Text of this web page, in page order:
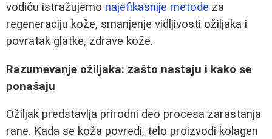
vodiču istražujemo najefikasnije metode za
regeneraciju kože, smanjenje vidljivosti ožiljaka i
povratak glatke, zdrave kože.
Razumevanje ožiljaka: zašto nastaju i kako se
ponašaju
Ožiljak predstavlja prirodni deo procesa zarastanja
rane. Kada se koža povredi, telo proizvodi kolagen